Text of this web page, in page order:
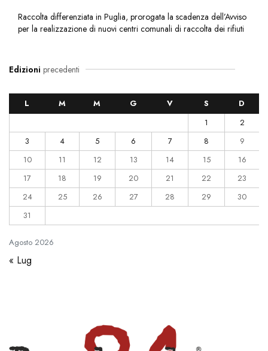
Raccolta differenziata in Puglia, prorogata la scadenza dell’Avviso
per la realizzazione di nuovi centri comunali di raccolta dei rifiuti
Edizioni precedenti
Agosto 2026
L M M G V S
D
1
2
3
4 5 6 7 8
9
10
11 12 13 14 15
16
17
18 19 20 21 22
23
24
25 26 27 28 29
30
31
« Lug